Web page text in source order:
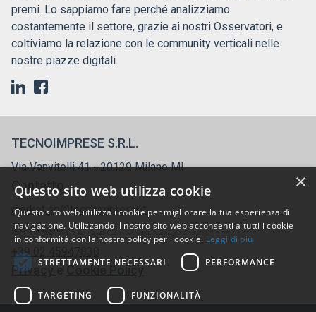
premi. Lo sappiamo fare perché analizziamo
costantemente il settore, grazie ai nostri Osservatori, e
coltiviamo la relazione con le community verticali nelle
nostre piazze digitali.
TECNOIMPRESE S.R.L.
Via Vanvitelli 41 - 20129 Milano MI
Contatto
marketing@tecnoimprese.it
Telefono
+39 02 45947830
Privacye CookiePolicy
×
Questo sito web utilizza cookie
Questo sito web utilizza i cookie per migliorare la tua esperienza di
navigazione. Utilizzando il nostro sito web acconsenti a tutti i cookie
in conformità con la nostra policy per i cookie. Leggi di più
STRETTAMENTE NECESSARI
PERFORMANCE
TARGETING FUNZIONALITÀ